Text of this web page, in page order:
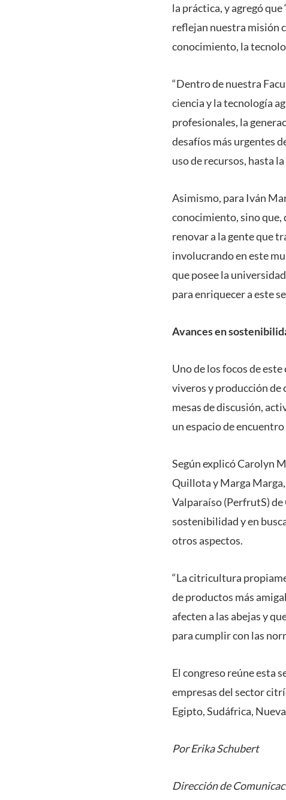
la práctica, y agregó
reflejan nuestra misión
conocimiento, la
“Dentro de nuestra
ciencia y la tecnología
profesionales, la
desafíos más urgentes
uso de recursos, hasta
Asimismo, para Iván
conocimiento, sino que,
renovar a la gente que
involucrando en este
que posee la
para enriquecer a este
Avances en
Uno de los focos de
viveros y producción de
mesas de discusión,
un espacio de
Según explicó Carolyn
Quillota y Marga
Valparaíso (PerfrutS) de
sostenibilidad y en
otros aspectos.
“La citricultura
de productos más
afecten a las abejas y
para cumplir con las
El congreso reúne esta
empresas del sector
Egipto, Sudáfrica,
Por Erika Schubert
Dirección de